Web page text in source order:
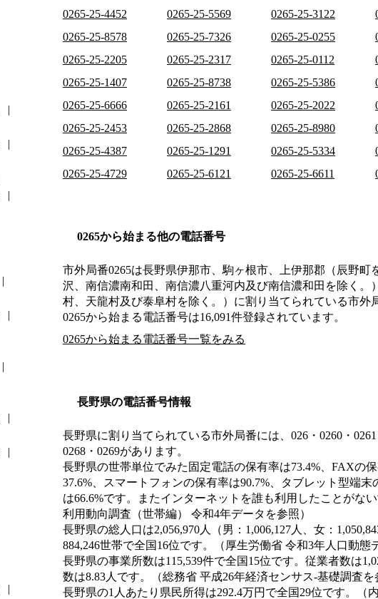
0265-25-4452
0265-25-5569 0265-25-3122
0265-25-8578
0265-25-7326 0265-25-0255
0265-25-2205
0265-25-2317 0265-25-0112
0265-25-1407
0265-25-8738 0265-25-5386
0265-25-6666
0265-25-2161 0265-25-2022
0265-25-2453
0265-25-2868 0265-25-8980
0265-25-4387
0265-25-1291 0265-25-5334
0265-25-4729
0265-25-6121 0265-25-6611
0265から始まる他の電話番号
市外局番0265は長野県伊那市、駒ヶ根市、上伊那郡（辰野町
沢、南信濃南和田、南信濃八重河内及び南信濃和田を除く。
村、天龍村及び泰阜村を除く。） に割り当てられている市外
0265から始まる電話番号は16,091件登録されています。
0265から始まる電話番号一覧をみる
長野県の電話番号情報
長野県に割り当てられている市外局番には、026・0260・0261
0268・0269があります。
長野県の世帯単位でみた固定電話の保有率は73.4%、FAXの
37.6%、スマートフォンの保有率は90.7%、タブレット型端
は66.6%です。またインターネットを誰も利用したことがな
利用動向調査（世帯編） 令和4年データを参照）
長野県の総人口は2,056,970人（男：1,006,127人、女：
884,246世帯で全国16位です。（厚生労働省 令和3年人口動態
長野県の事業所数は115,539件で全国15位です。従業者数は
数は8.83人です。（総務省 平成26年経済センサス‐基礎調査を
長野県の1人あたり県民所得は292.4万円で全国29位です。（